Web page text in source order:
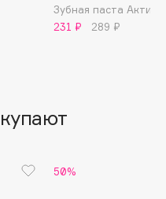
Зубная паста Актив
231 ₽
289 ₽
50%